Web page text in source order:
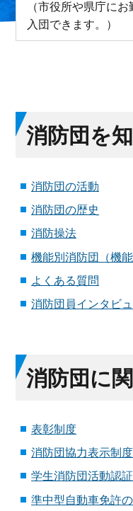
（市役所や県庁に
入団できます。）
消防団を
消防団の活動
消防団の歴史
消防操法
機能別消防団（機
よくある質問
消防団員インタビ
消防団に
表彰制度
消防団協力表示制度
学生消防団活動認
準中型自動車免許